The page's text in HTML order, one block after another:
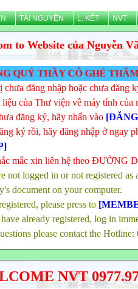
TÀI NGUYÊN L. KẾT NVT
to Website của Nguyễn
THẦY CÔ GHÉ THĂM
chưa đăng nhập hoặc chưa đăng
liệu của Thư viện về máy tính của
đăng ký, hãy nhấn vào
ký rồi, hãy đăng nhập ở ngay
mắc xin liên hệ theo ĐƯỜNG
not logged in or not registered as
document on your computer.
please press to
already registered, log in
please contact the Hotline:
NVT